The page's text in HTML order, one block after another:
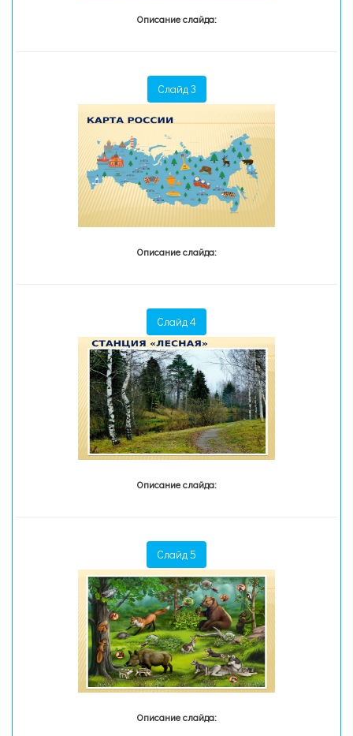
Описание слайда:
Слайд 3
Описание слайда:
Слайд 4
Описание слайда:
Слайд 5
Описание слайда: